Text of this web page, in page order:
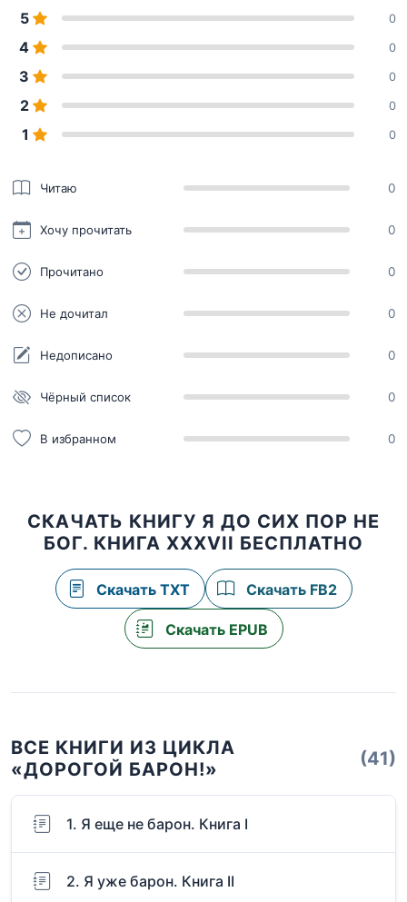
5 0
4 0
3 0
2 0
1 0
Читаю 0
Хочу прочитать 0
Прочитано 0
Не дочитал 0
Недописано 0
Чёрный список 0
В избранном 0
СКАЧАТЬ КНИГУ Я ДО СИХ ПОР НЕ
БОГ. КНИГА XXXVII БЕСПЛАТНО
Скачать TXT Скачать FB2
Скачать EPUB
ВСЕ КНИГИ ИЗ ЦИКЛА
«ДОРОГОЙ БАРОН!»
(41)
1. Я еще не барон. Книга I
2. Я уже барон. Книга II